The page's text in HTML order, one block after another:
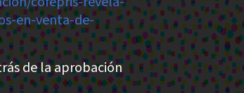
en-venta-de-
de la aprobación